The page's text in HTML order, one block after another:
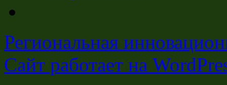
Региональная
Сайт работает на